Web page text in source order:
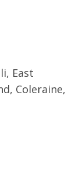
East
Coleraine,